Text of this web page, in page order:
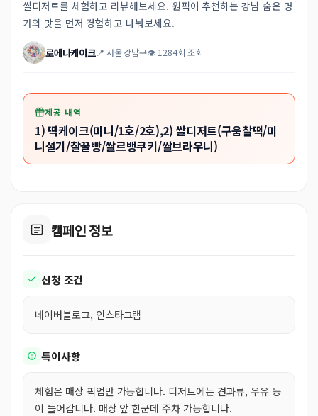
쌀디저트를 체험하고 리뷰해보세요. 원픽이 추천하는 강남 숨은 명
가의 맛을 먼저 경험하고 나눠보세요.
로에나케이크📍 서울 강남구👁 1284회 조회
제공 내역
1) 떡케이크(미니/1호/2호),2) 쌀디저트(구움찰떡/미
니설기/찰꿀빵/쌀르뱅쿠키/쌀브라우니)
캠페인 정보
신청 조건
네이버블로그, 인스타그램
특이사항
체험은 매장 픽업만 가능합니다. 디저트에는 견과류, 우유 등
이 들어갑니다. 매장 앞 한군데 주차 가능합니다.